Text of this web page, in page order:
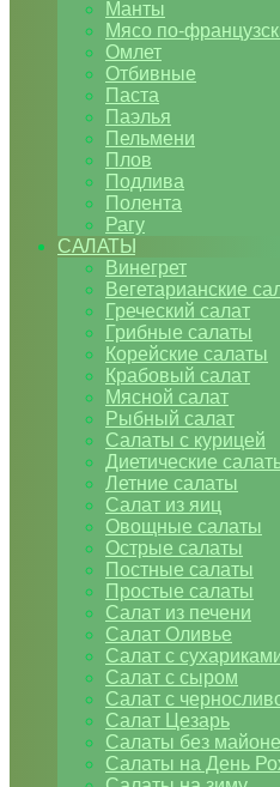
Манты
Мясо по-
Омлет
Отбивные
Паста
Паэлья
Пельмени
Плов
Подлива
Полента
Рагу
САЛАТЫ
Винегрет
Вегетарианские
Греческий салат
Грибные салаты
Корейские салаты
Крабовый салат
Мясной салат
Рыбный салат
Салаты с курицей
Диетические
Летние салаты
Салат из яиц
Овощные салаты
Острые салаты
Постные салаты
Простые салаты
Салат из печени
Салат Оливье
Салат с
Салат с сыром
Салат с
Салат Цезарь
Салаты без
Салаты на День